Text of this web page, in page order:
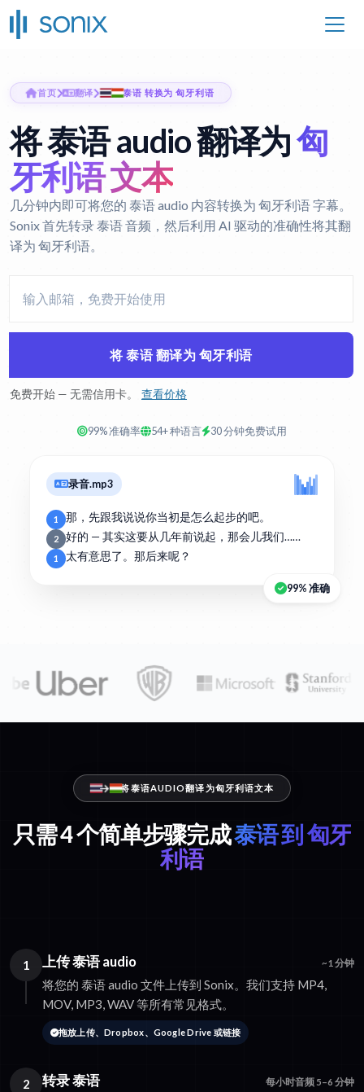
首页 翻译 泰语 转换为 匈牙利语
将 泰语 audio 翻译为匈
牙利语 文本
几分钟内即可将您的 泰语 audio 内容转换为 匈牙利语 字幕。
Sonix 首先转录 泰语 音频，然后利用 AI 驱动的准确性将其翻
译为 匈牙利语。
将 泰语 翻译为 匈牙利语
免费开始 — 无需信用卡。 查看价格
99% 准确率 54+ 种语言 30 分钟免费试用
录音.mp3
1 那，先跟我说说你当初是怎么起步的吧。
2 好的 — 其实这要从几年前说起，那会儿我们……
1 太有意思了。那后来呢？
99% 准确
将泰语AUDIO翻译为匈牙利语文本
只需 4 个简单步骤完成泰语 到 匈牙
利语
1 上传 泰语 audio ~1 分钟
将您的 泰语 audio 文件上传到 Sonix。我们支持 MP4,
MOV, MP3, WAV 等所有常见格式。
拖放上传、Dropbox、Google Drive 或链接
2 转录 泰语 每小时音频 5–6 分钟